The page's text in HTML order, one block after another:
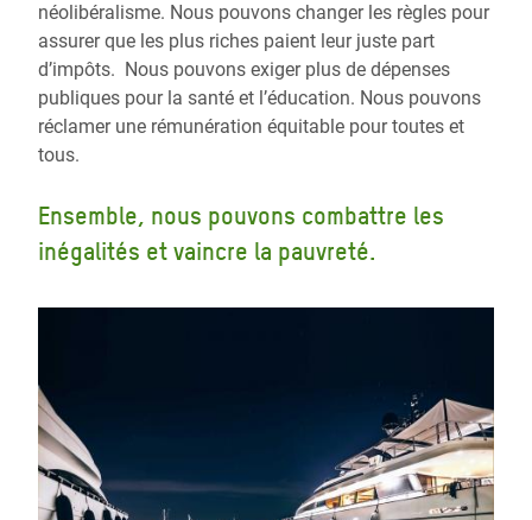
néolibéralisme. Nous pouvons changer les règles pour
assurer que les plus riches paient leur juste part
d’impôts. Nous pouvons exiger plus de dépenses
publiques pour la santé et l’éducation. Nous pouvons
réclamer une rémunération équitable pour toutes et
tous.
Ensemble, nous pouvons combattre les
inégalités et vaincre la pauvreté.